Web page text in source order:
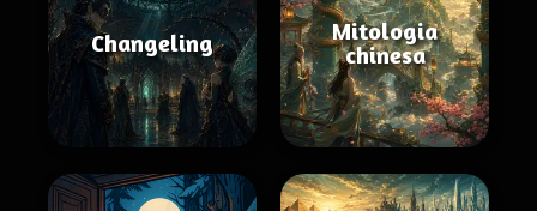
Changeling
Mitologia
chinesa